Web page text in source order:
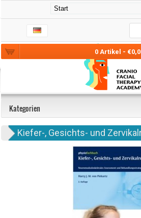
0 Artikel -
Kategorien
Kiefer-, Gesichts- und